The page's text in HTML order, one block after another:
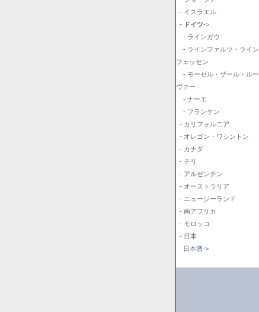
- イスラエル
- ドイツ->
- ラインガウ
- ラインファルツ・ライン
フェッセン
- モーゼル・ザール・ルー
ヴァー
- ナーエ
- フランケン
- カリフォルニア
- オレゴン・ワシントン
- カナダ
- チリ
- アルゼンチン
- オーストラリア
- ニュージーランド
- 南アフリカ
- モロッコ
- 日本
日本酒->